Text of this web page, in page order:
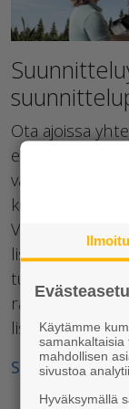
Ota ajoissa
Valmiiksi
lisäarvoa saat
turvallisemmilla
lisää
Suunnittelun
Käytämme
mahdollisen
sivustoa
Hyväksymällä